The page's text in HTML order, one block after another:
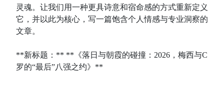
灵魂。让我们用一种更具诗意和宿命感的方式重新定义
它，并以此为核心，写一篇饱含个人情感与专业洞察的
文章。
**新标题：** **《落日与朝霞的碰撞：2026，梅西与C
罗的“最后”八强之约》**